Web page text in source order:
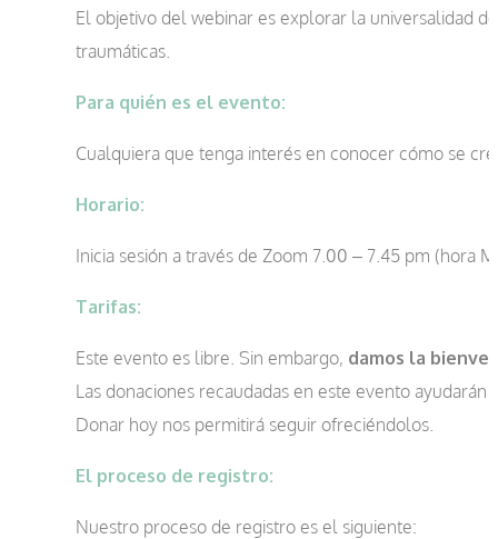
El objetivo del webinar es explorar la universalidad
traumáticas.
Para quién es el evento:
Cualquiera que tenga interés en conocer cómo se
Horario:
Inicia sesión a través de Zoom 7.00 – 7.45 pm (hora
Tarifas:
Este evento es libre. Sin embargo, damos la
Las donaciones recaudadas en este evento
Donar hoy nos permitirá seguir ofreciéndolos.
El proceso de registro:
Nuestro proceso de registro es el siguiente: